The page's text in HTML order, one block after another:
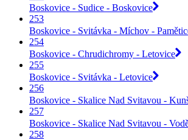
Boskovice - Sudice - Boskovice
253
Boskovice - Svitávka - Míchov -
254
Boskovice - Chrudichromy - Letovice
255
Boskovice - Svitávka - Letovice
256
Boskovice - Skalice Nad Svitavou -
257
Boskovice - Skalice Nad Svitavou -
258